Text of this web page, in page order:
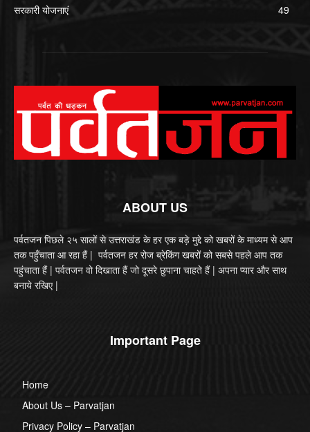
सरकारी योजनाएं
49
ABOUT US
पर्वतजन पिछले २५ सालों से उत्तराखंड के हर एक बड़े मुद्दे को खबरों के माध्यम से आप
तक पहुँचाता आ रहा हैं | पर्वतजन हर रोज ब्रेकिंग खबरों को सबसे पहले आप तक
पहुंचाता हैं | पर्वतजन वो दिखाता हैं जो दूसरे छुपाना चाहते हैं | अपना प्यार और साथ
बनाये रखिए |
Important Page
Home
About Us – Parvatjan
Privacy Policy – Parvatjan